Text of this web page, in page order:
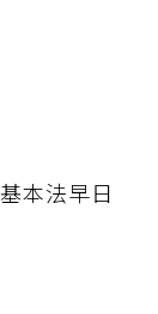
本法早日